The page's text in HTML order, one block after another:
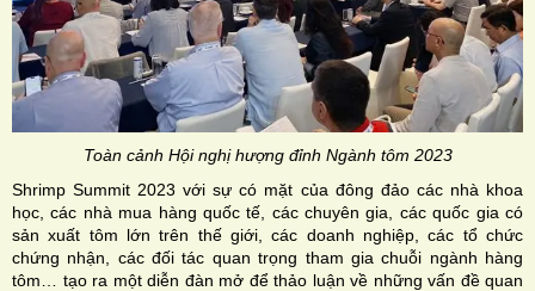
Toàn cảnh Hội nghị hượng đỉnh Ngành tôm 2023
Shrimp Summit 2023 với sự có mặt của đông đảo các nhà khoa
học, các nhà mua hàng quốc tế, các chuyên gia, các quốc gia có
sản xuất tôm lớn trên thế giới, các doanh nghiệp, các tổ chức
chứng nhận, các đối tác quan trọng tham gia chuỗi ngành hàng
tôm… tạo ra một diễn đàn mở để thảo luận về những vấn đề quan